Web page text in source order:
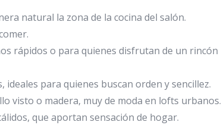
natural la zona de la cocina del salón.
rápidos o para quienes disfrutan de un rincón
para quienes buscan orden y sencillez.
visto o madera, muy de moda en lofts urbanos.
que aportan sensación de hogar.